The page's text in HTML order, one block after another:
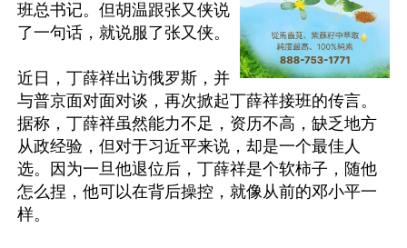
班总书记。但胡温跟张又侠说
了一句话，就说服了张又侠。
近日，丁薛祥出访俄罗斯，并
与普京面对面对谈，再次掀起丁薛祥接班的传言。
据称，丁薛祥虽然能力不足，资历不高，缺乏地方
从政经验，但对于习近平来说，却是一个最佳人
选。因为一旦他退位后，丁薛祥是个软柿子，随他
怎么捏，他可以在背后操控，就像从前的邓小平一
样。